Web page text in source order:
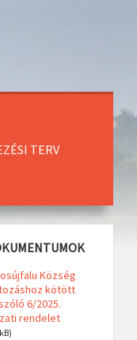
TERV
Község
kötött
6/2025.
rendelet